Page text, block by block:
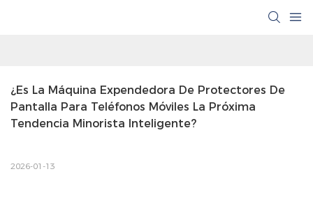
¿Es La Máquina Expendedora De Protectores De
Pantalla Para Teléfonos Móviles La Próxima
Tendencia Minorista Inteligente?
2026-01-13